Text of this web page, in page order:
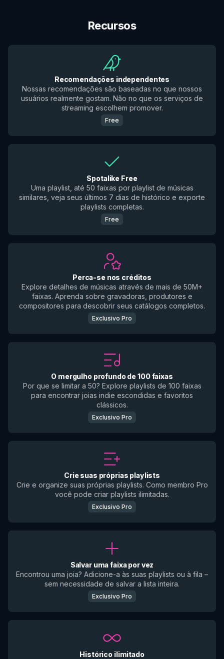
Recursos
Recomendações independentes
Nossas recomendações são baseadas no que nossos
usuários realmente gostam. Não no que os serviços de
streaming escolhem promover.
Free
Spotalike Free
Uma playlist, até 50 faixas por playlist de músicas
similares, veja seus últimos 7 dias de histórico e exporte
playlists completas.
Free
Perca-se nos créditos
Explore detalhes de músicas através de mais de 50M+
faixas. Aprenda sobre gravadoras, produtores e
compositores para descobrir seus catálogos completos.
Exclusivo Pro
O mergulho profundo de 100 faixas
Por que se limitar a 50? Explore playlists de 100 faixas
para encontrar joias indie escondidas e favoritos
clássicos.
Exclusivo Pro
Crie suas próprias playlists
Crie e organize suas próprias playlists. Como membro Pro
você pode criar playlists ilimitadas.
Exclusivo Pro
Salvar uma faixa por vez
Encontrou uma joia? Adicione-a às suas playlists ou à fila –
sem necessidade de salvar a lista inteira.
Exclusivo Pro
Histórico ilimitado